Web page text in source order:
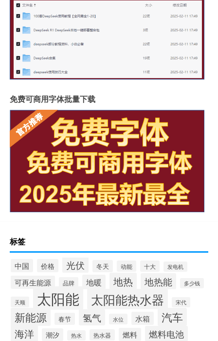
免费可商用字体批量下载
标签
中国 价格 光伏 冬天 动能 十大 发电机
可再生能源 品牌 地暖 地热 地热能 多少钱
天顺 太阳能 太阳能热水器 宋代
新能源 春节 氢气 水位 水箱 汽车
海洋 潮汐 热水 热水器 燃料
燃料电池